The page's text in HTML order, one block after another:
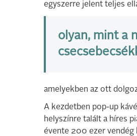
egyszerre jelent teljes
olyan, mint a
amelyekben az ott
A kezdetben pop-up
helyszínre talált a híres
évente 200 ezer